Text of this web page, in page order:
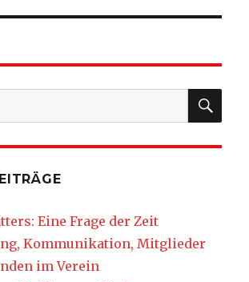
Eine Frage der Zeit
Kommunikation, Mitglieder
im Verein